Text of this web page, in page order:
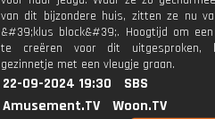
van dit bijzondere huis, zitten ze nu
&#39;klus block&#39;. Hoogtijd om
te creëren voor dit uitgesproken,
gezinnetje met een vleugje graan.
22-09-2024 19:30
SBS
Amusement.TV
Woon.TV